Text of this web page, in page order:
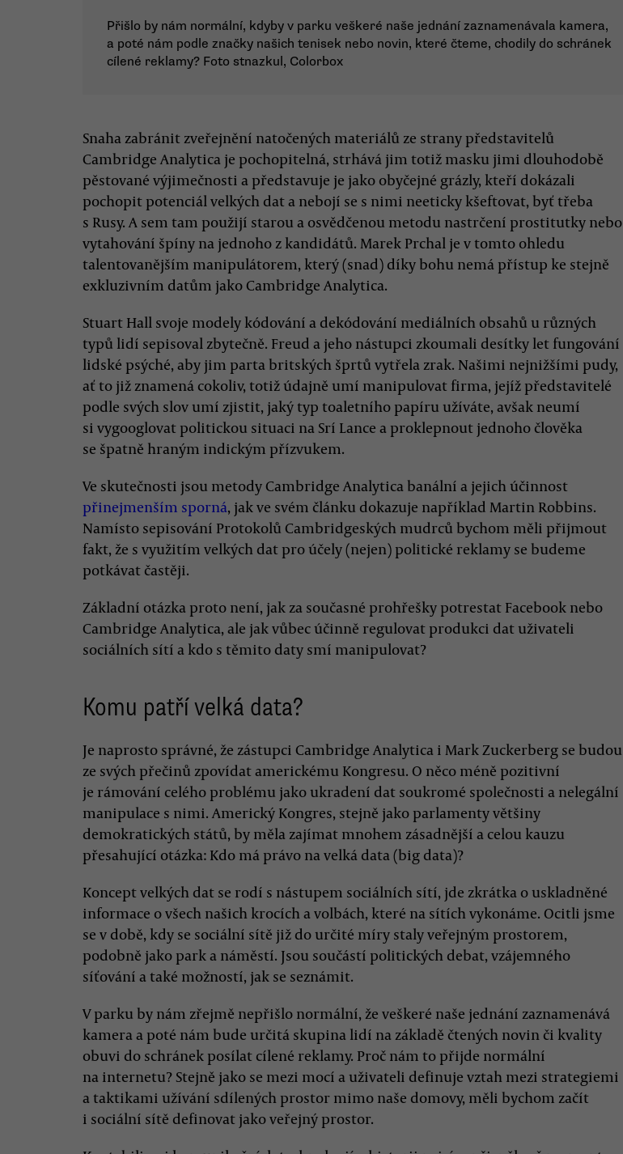
Přišlo by nám normální, kdyby v parku veškeré naše jednání zaznamenávala kamera,
a poté nám podle značky našich tenisek nebo novin, které čteme, chodily do schránek
cílené reklamy? Foto stnazkul, Colorbox
Snaha zabránit zveřejnění natočených materiálů ze strany představitelů
Cambridge Analytica je pochopitelná, strhává jim totiž masku jimi dlouhodobě
pěstované výjimečnosti a představuje je jako obyčejné grázly, kteří dokázali
pochopit potenciál velkých dat a nebojí se s nimi neeticky kšeftovat, byť třeba
s Rusy. A sem tam použijí starou a osvědčenou metodu nastrčení prostitutky nebo
vytahování špíny na jednoho z kandidátů. Marek Prchal je v tomto ohledu
talentovanějším manipulátorem, který (snad) díky bohu nemá přístup ke stejně
exkluzivním datům jako Cambridge Analytica.
Stuart Hall svoje modely kódování a dekódování mediálních obsahů u různých
typů lidí sepisoval zbytečně. Freud a jeho nástupci zkoumali desítky let fungování
lidské psýché, aby jim parta britských šprtů vytřela zrak. Našimi nejnižšími pudy,
ať to již znamená cokoliv, totiž údajně umí manipulovat firma, jejíž představitelé
podle svých slov umí zjistit, jaký typ toaletního papíru užíváte, avšak neumí
si vygooglovat politickou situaci na Srí Lance a proklepnout jednoho člověka
se špatně hraným indickým přízvukem.
Ve skutečnosti jsou metody Cambridge Analytica banální a jejich účinnost
přinejmenším sporná, jak ve svém článku dokazuje například Martin Robbins.
Namísto sepisování Protokolů Cambridgeských mudrců bychom měli přijmout
fakt, že s využitím velkých dat pro účely (nejen) politické reklamy se budeme
potkávat častěji.
Základní otázka proto není, jak za současné prohřešky potrestat Facebook nebo
Cambridge Analytica, ale jak vůbec účinně regulovat produkci dat uživateli
sociálních sítí a kdo s těmito daty smí manipulovat?
Komu patří velká data?
Je naprosto správné, že zástupci Cambridge Analytica i Mark Zuckerberg se budou
ze svých přečinů zpovídat americkému Kongresu. O něco méně pozitivní
je rámování celého problému jako ukradení dat soukromé společnosti a nelegální
manipulace s nimi. Americký Kongres, stejně jako parlamenty většiny
demokratických států, by měla zajímat mnohem zásadnější a celou kauzu
přesahující otázka: Kdo má právo na velká data (big data)?
Koncept velkých dat se rodí s nástupem sociálních sítí, jde zkrátka o uskladněné
informace o všech našich krocích a volbách, které na sítích vykonáme. Ocitli jsme
se v době, kdy se sociální sítě již do určité míry staly veřejným prostorem,
podobně jako park a náměstí. Jsou součástí politických debat, vzájemného
síťování a také možností, jak se seznámit.
V parku by nám zřejmě nepřišlo normální, že veškeré naše jednání zaznamenává
kamera a poté nám bude určitá skupina lidí na základě čtených novin či kvality
obuvi do schránek posílat cílené reklamy. Proč nám to přijde normální
na internetu? Stejně jako se mezi mocí a uživateli definuje vztah mezi strategiemi
a taktikami užívání sdílených prostor mimo naše domovy, měli bychom začít
i sociální sítě definovat jako veřejný prostor.